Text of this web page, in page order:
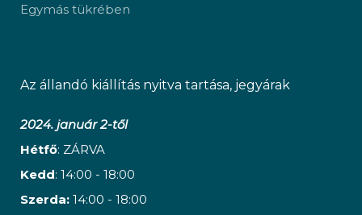
Egymás tükrében
Az állandó kiállítás nyitva tartása, jegyárak
2024. január 2-től
Hétfő: ZÁRVA
Kedd: 14:00 - 18:00
Szerda: 14:00 - 18:00